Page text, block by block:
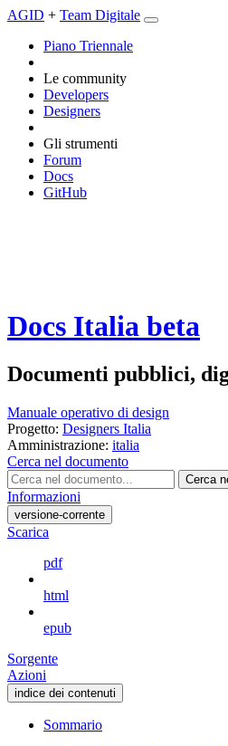
AGID + Team Digitale
Piano Triennale
Le community
Developers
Designers
Gli strumenti
Forum
Docs
GitHub
Docs Italia beta
Documenti pubblici,
Manuale operativo di design
Progetto: Designers Italia
Amministrazione: italia
Cerca nel documento
Cerca
Informazioni
versione-corrente
Scarica
pdf
html
epub
Sorgente
Azioni
indice dei contenuti
Sommario